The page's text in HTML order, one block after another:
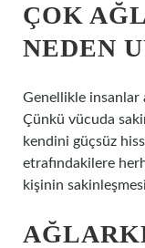
ÇOK
NEDEN
Genellikle insanlar
Çünkü vücuda
kendini güçsüz
etrafındakilere
kişinin